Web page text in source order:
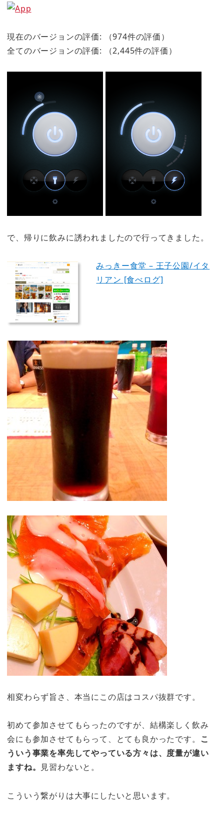
現在のバージョンの評価:
（974件の評価）
全てのバージョンの評価:
（2,445件の評価）
で、帰りに飲みに誘われましたので行ってきました。
みっきー食堂 – 王子公園/イタ
リアン [食べログ]
相変わらず旨さ、本当にこの店はコスパ抜群です。
初めて参加させてもらったのですが、結構楽しく飲み
会にも参加させてもらって、とても良かったです。
こ
ういう事業を率先してやっている方々は、度量が違い
ますね。 見習わないと。
こういう繋がりは大事にしたいと思います。